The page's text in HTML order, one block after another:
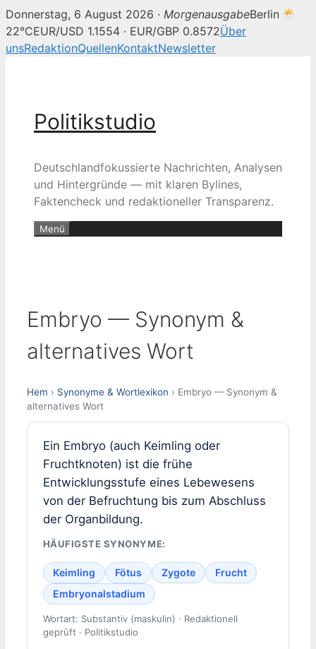
Donnerstag, 6 August 2026 · MorgenausgabeBerlin
22°CEUR/USD 1.1554 · EUR/GBP 0.8572Über
unsRedaktionQuellenKontaktNewsletter
Politikstudio
Deutschlandfokussierte Nachrichten, Analysen
und Hintergründe — mit klaren Bylines,
Faktencheck und redaktioneller Transparenz.
Menü
Embryo — Synonym &
alternatives Wort
Hem › Synonyme & Wortlexikon › Embryo — Synonym &
alternatives Wort
Ein Embryo (auch Keimling oder
Fruchtknoten) ist die frühe
Entwicklungsstufe eines Lebewesens
von der Befruchtung bis zum Abschluss
der Organbildung.
HÄUFIGSTE SYNONYME:
Keimling Fötus Zygote
Frucht
Embryonalstadium
Wortart: Substantiv (maskulin) · Redaktionell
geprüft · Politikstudio